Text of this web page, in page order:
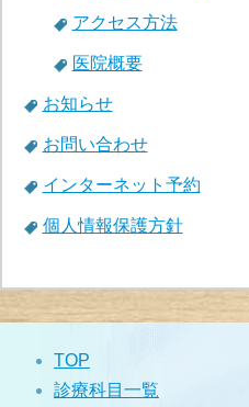
アクセス方法
医院概要
お知らせ
お問い合わせ
インターネット予約
個人情報保護方針
TOP
診療科目一覧